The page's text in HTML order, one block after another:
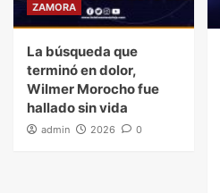
ZAMORA
La búsqueda que
terminó en dolor,
Wilmer Morocho fue
hallado sin vida
admin 2026 0